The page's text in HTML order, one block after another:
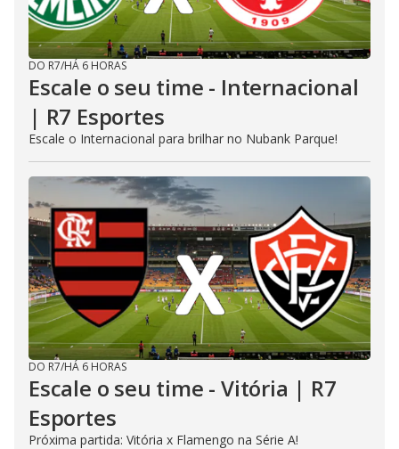
DO R7/HÁ 6 HORAS
Escale o seu time - Internacional
| R7 Esportes
Escale o Internacional para brilhar no Nubank Parque!
DO R7/HÁ 6 HORAS
Escale o seu time - Vitória | R7
Esportes
Próxima partida: Vitória x Flamengo na Série A!